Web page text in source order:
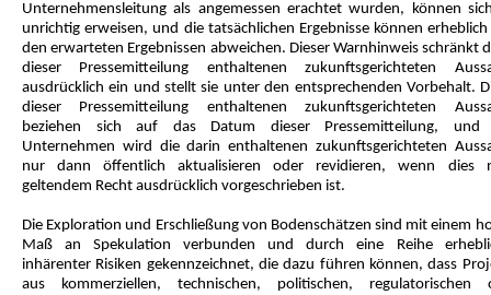
Unternehmensleitung als angemessen erachtet wurden, können
unrichtig erweisen, und die tatsächlichen Ergebnisse können
den erwarteten Ergebnissen abweichen. Dieser Warnhinweis schränkt
dieser Pressemitteilung enthaltenen zukunftsgerichteten
ausdrücklich ein und stellt sie unter den entsprechenden Vorbehalt.
dieser Pressemitteilung enthaltenen zukunftsgerichteten
beziehen sich auf das Datum dieser Pressemitteilung, und
Unternehmen wird die darin enthaltenen zukunftsgerichteten
nur dann öffentlich aktualisieren oder revidieren, wenn dies
geltendem Recht ausdrücklich vorgeschrieben ist.
Die Exploration und Erschließung von Bodenschätzen sind mit einem
Maß an Spekulation verbunden und durch eine Reihe
inhärenter Risiken gekennzeichnet, die dazu führen können, dass
aus kommerziellen, technischen, politischen, regulatorischen